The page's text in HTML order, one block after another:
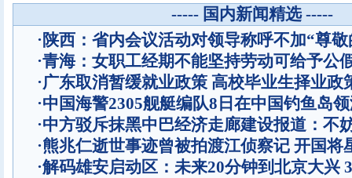
----- 国内新闻精选 -----
·陕西：省内会议活动对领导称呼不加“尊敬
·青海：女职工经期不能坚持劳动可给予公
·广东取消暂缓就业政策 高校毕业生择业政
·中国海警2305舰艇编队8日在中国钓鱼岛
·中方驳斥抹黑中巴经济走廊建设报道：不
·熊兆仁逝世事迹曾被拍渡江侦察记 开国将
·解码雄安启动区：未来20分钟到北京大兴